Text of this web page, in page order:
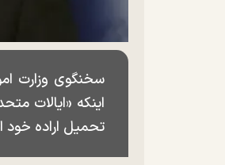
سخنگوی وزارت
اینکه «ایالات
تحمیل اراده